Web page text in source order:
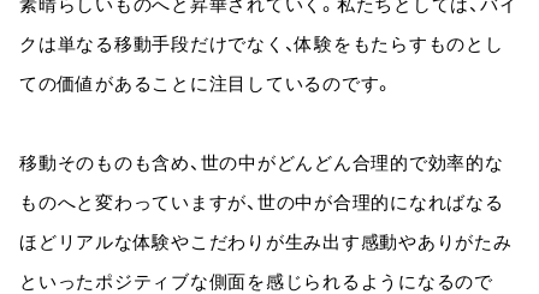
素晴らしいものへと昇華されていく。私たちとしては、バイ
クは単なる移動手段だけでなく、体験をもたらすものとし
ての価値があることに注目しているのです。
移動そのものも含め、世の中がどんどん合理的で効率的な
ものへと変わっていますが、世の中が合理的になればなる
ほどリアルな体験やこだわりが生み出す感動やありがたみ
といったポジティブな側面を感じられるようになるので